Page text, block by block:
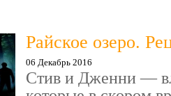
Райское озеро.
06 Декабрь 2016
Стив и Дженни —